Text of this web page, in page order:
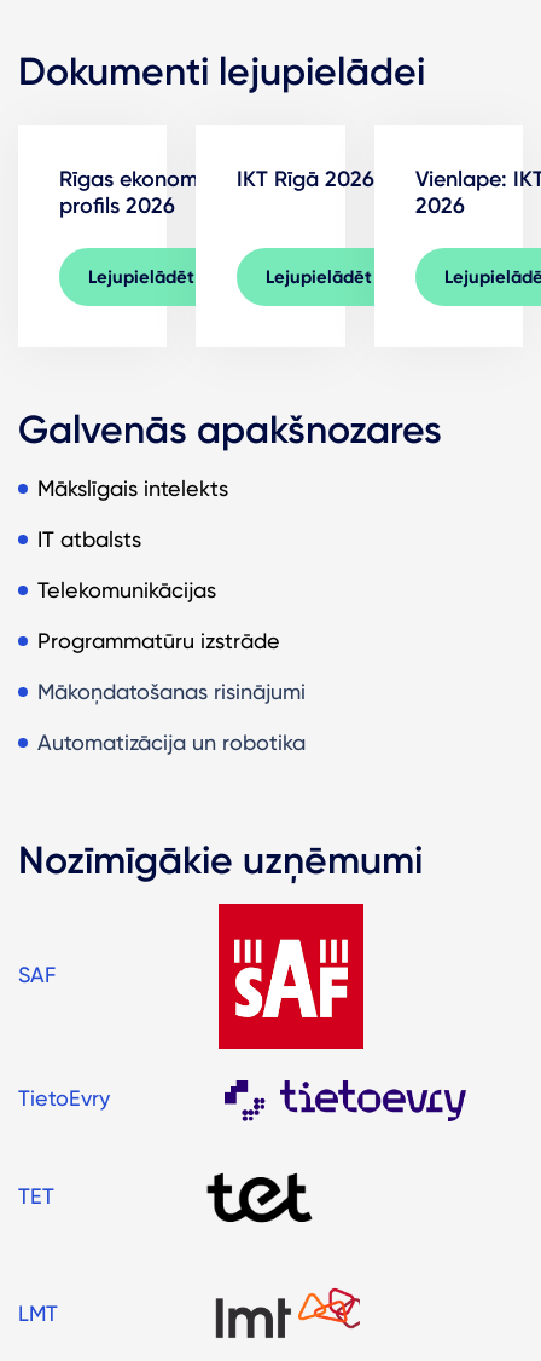
Dokumenti lejupielādei
Rīgas ekonomikas
profils 2026
Lejupielādēt
IKT Rīgā 2026
Lejupielādēt
Vienlape:
2026
Galvenās apakšnozares
Mākslīgais intelekts
IT atbalsts
Telekomunikācijas
Programmatūru izstrāde
Mākoņdatošanas risinājumi
Automatizācija un robotika
Nozīmīgākie uzņēmumi
SAF
TietoEvry
TET
LMT